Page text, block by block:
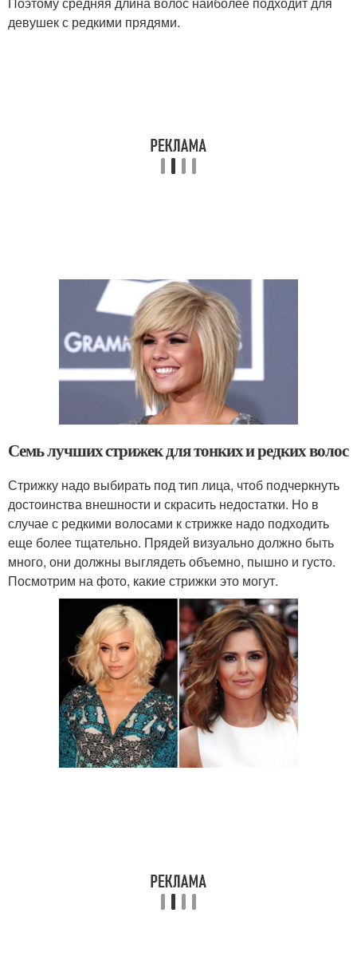
девушек с редкими прядями.
Семь лучших стрижек для тонких и редких волос
Стрижку надо выбирать под тип лица, чтоб подчеркнуть
достоинства внешности и скрасить недостатки. Но в
случае с редкими волосами к стрижке надо подходить
еще более тщательно. Прядей визуально должно быть
много, они должны выглядеть объемно, пышно и густо.
Посмотрим на фото, какие стрижки это могут.